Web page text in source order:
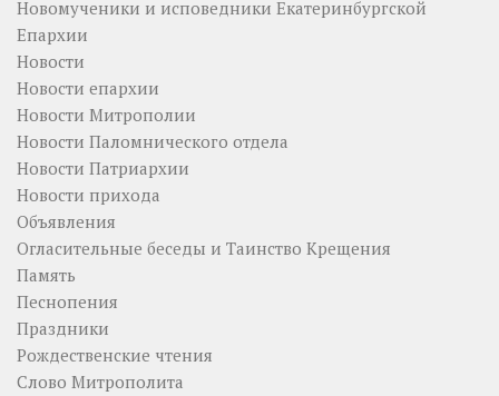
Новомученики и исповедники Екатеринбургской
Епархии
Новости
Новости епархии
Новости Митрополии
Новости Паломнического отдела
Новости Патриархии
Новости прихода
Объявления
Огласительные беседы и Таинство Крещения
Память
Песнопения
Праздники
Рождественские чтения
Слово Митрополита